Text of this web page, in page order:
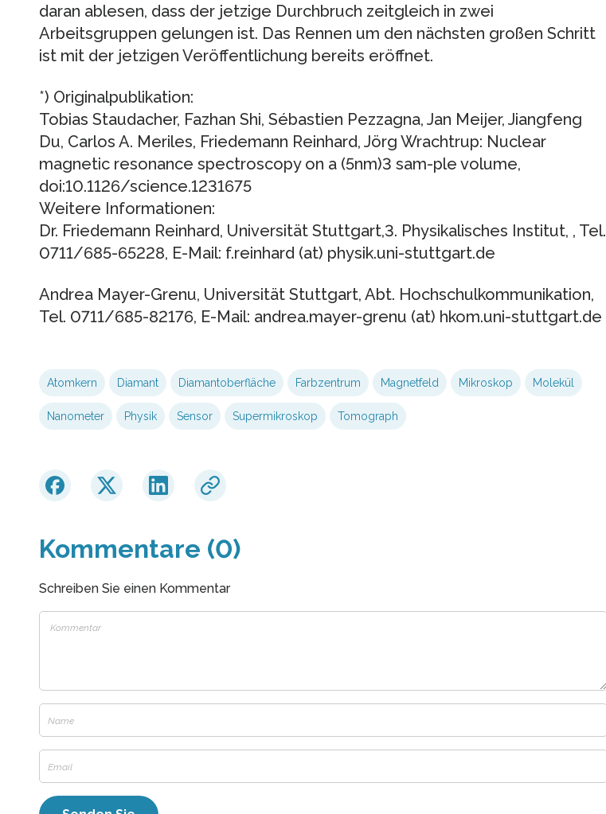
daran ablesen, dass der jetzige Durchbruch zeitgleich in zwei
Arbeitsgruppen gelungen ist. Das Rennen um den nächsten großen Schritt
ist mit der jetzigen Veröffentlichung bereits eröffnet.
*) Originalpublikation:
Tobias Staudacher, Fazhan Shi, Sébastien Pezzagna, Jan Meijer, Jiangfeng
Du, Carlos A. Meriles, Friedemann Reinhard, Jörg Wrachtrup: Nuclear
magnetic resonance spectroscopy on a (5nm)3 sam-ple volume,
doi:10.1126/science.1231675
Weitere Informationen:
Dr. Friedemann Reinhard, Universität Stuttgart,3. Physikalisches Institut, , Tel.
0711/685-65228, E-Mail: f.reinhard (at) physik.uni-stuttgart.de
Andrea Mayer-Grenu, Universität Stuttgart, Abt. Hochschulkommunikation,
Tel. 0711/685-82176, E-Mail: andrea.mayer-grenu (at) hkom.uni-stuttgart.de
Atomkern Diamant Diamantoberfläche Farbzentrum Magnetfeld Mikroskop Molekül
Nanometer Physik Sensor Supermikroskop Tomograph
Kommentare (0)
Schreiben Sie einen Kommentar